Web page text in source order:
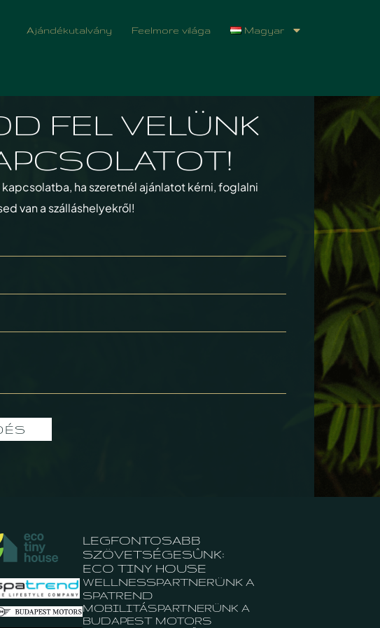
Ajándékutalvány Feelmore világa Magyar
FEL VELÜNK
ha szeretnél ajánlatot kérni, foglalni
van a szálláshelyekről!
LEGFONTOSABB
SZÖVETSÉGESÛNK:
ECO TINY HOUSE
WELLNESSPARTNERÜNK A
SPATREND
MOBILITÁSPARTNERÜNK A
BUDAPEST MOTORS